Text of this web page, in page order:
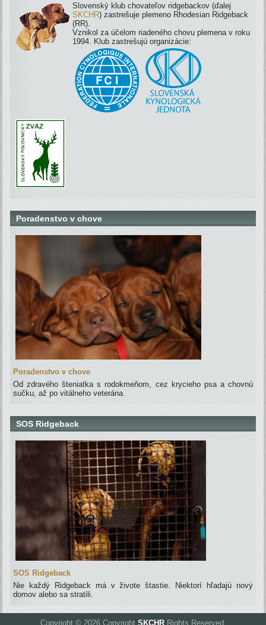
Slovenský klub chovateľov ridgebackov (ďalej
SKCHR) zastrešuje plemeno Rhodesian Ridgeback
(RR).
Vznikol za účelom riadeného chovu plemena v roku
1994. Klub zastrešujú organizácie:
Poradenstvo v chove
Poradenstvo v chove
Od zdravého šteniatka s rodokmeňom, cez krycieho psa a chovnú
sučku, až po vitálneho veterána.
SOS Ridgeback
SOS Ridgeback
Nie každý Ridgeback má v živote štastie. Niektorí hľadajú nový
domov alebo sa stratili.
Copyright © 2026 Copyright SKCHRRights Reserved.